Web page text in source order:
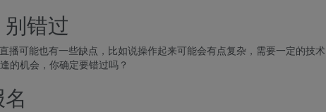
错过
播可能也有一些缺点，比如说操作起来可能会有点复杂，需要一定的技术
的机会，你确定要错过吗？